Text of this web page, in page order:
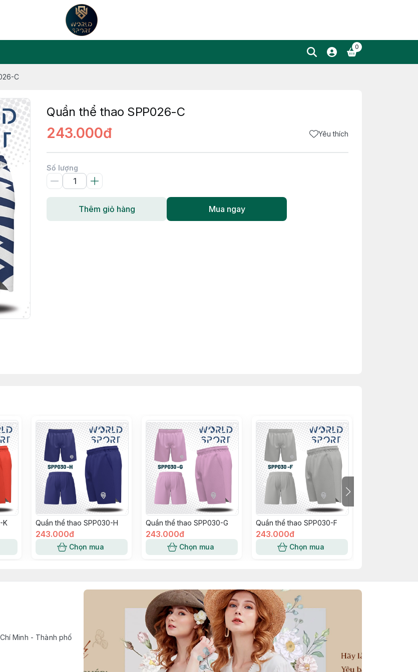
0
C
Quần thể thao SPP026-C
243.000đ Yêu thích
Số lượng
Thêm giỏ hàng Mua ngay
K Quần thể thao SPP030-H
243.000đ
Chọn mua
Quần thể thao SPP030-G
243.000đ
Chọn mua
Quần thể thao SPP030-F
243.000đ
Chọn mua
Minh - Thành phố